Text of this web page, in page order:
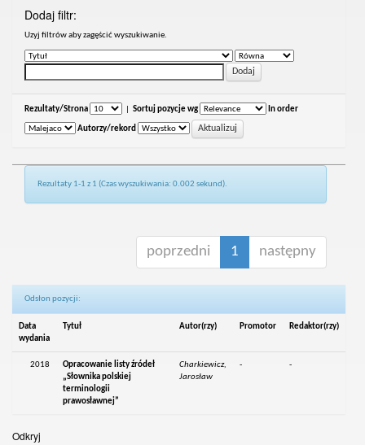
Dodaj filtr:
Uzyj filtrów aby zagęścić wyszukiwanie.
Rezultaty/Strona Sortuj pozycje wg In order
Autorzy/rekord
Rezultaty 1-1 z 1 (Czas wyszukiwania: 0.002 sekund).
poprzedni 1 następny
Odsłon pozycji:
Data
wydania
Tytuł Autor(rzy) Promotor Redaktor(rzy)
2018
Opracowanie listy źródeł
„Słownika polskiej
terminologii
prawosławnej”
Charkiewicz,
Jarosław
- -
Odkryj